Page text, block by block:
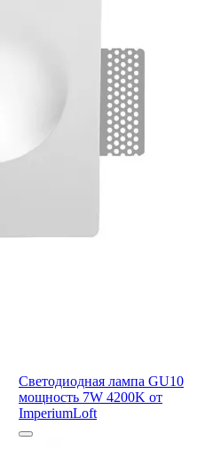
Светодиодная лампа GU10
мощность 7W 4200K от
ImperiumLoft